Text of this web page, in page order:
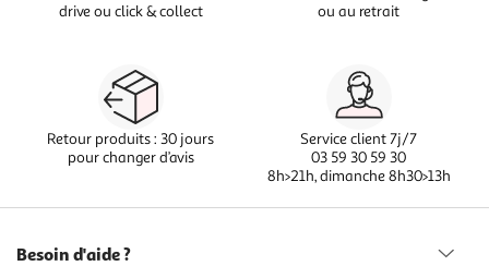
drive ou click & collect
ou au retrait
Retour produits : 30 jours
pour changer d’avis
Service client 7j/7
03 59 30 59 30
8h>21h, dimanche 8h30>13h
Besoin d'aide ?